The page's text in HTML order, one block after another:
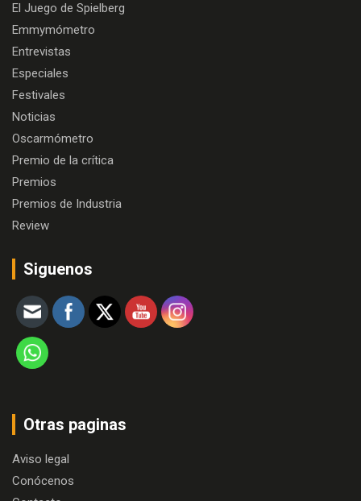
El Juego de Spielberg
Emmymómetro
Entrevistas
Especiales
Festivales
Noticias
Oscarmómetro
Premio de la crítica
Premios
Premios de Industria
Review
Siguenos
Otras paginas
Aviso legal
Conócenos